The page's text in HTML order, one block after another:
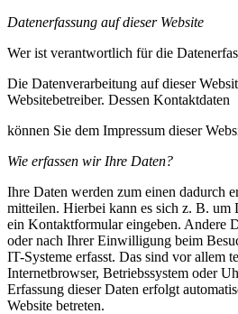
Datenerfassung auf dieser Website
Wer ist verantwortlich für die
Die Datenverarbeitung auf dieser
Websitebetreiber. Dessen Kontaktdaten
können Sie dem Impressum dieser
Wie erfassen wir Ihre Daten?
Ihre Daten werden zum einen dadurch
mitteilen. Hierbei kann es sich z. B. um
ein Kontaktformular eingeben. Andere
oder nach Ihrer Einwilligung beim
IT-Systeme erfasst. Das sind vor allem
Internetbrowser, Betriebssystem oder
Erfassung dieser Daten erfolgt
Website betreten.